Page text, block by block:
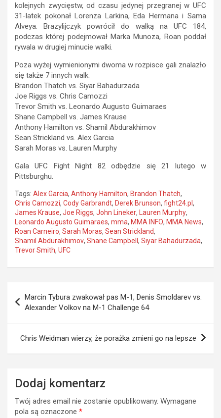
kolejnych zwycięstw, od czasu jedynej przegranej w UFC
31-latek pokonał Lorenza Larkina, Eda Hermana i Sama
Alveya. Brazylijczyk powrócił do walką na UFC 184,
podczas której podejmował Marka Munoza, Roan poddał
rywala w drugiej minucie walki.
Poza wyżej wymienionymi dwoma w rozpisce gali znalazło
się także 7 innych walk:
Brandon Thatch vs. Siyar Bahadurzada
Joe Riggs vs. Chris Camozzi
Trevor Smith vs. Leonardo Augusto Guimaraes
Shane Campbell vs. James Krause
Anthony Hamilton vs. Shamil Abdurakhimov
Sean Strickland vs. Alex Garcia
Sarah Moras vs. Lauren Murphy
Gala UFC Fight Night 82 odbędzie się 21 lutego w
Pittsburghu.
Tags: Alex Garcia, Anthony Hamilton, Brandon Thatch,
Chris Camozzi, Cody Garbrandt, Derek Brunson, fight24.pl ,
James Krause, Joe Riggs, John Lineker, Lauren Murphy,
Leonardo Augusto Guimaraes, mma, MMA INFO, MMA News,
Roan Carneiro, Sarah Moras, Sean Strickland,
Shamil Abdurakhimov, Shane Campbell , Siyar Bahadurzada,
Trevor Smith, UFC
wpisu
Marcin Tybura zwakował pas M-1, Denis Smoldarev vs.
Alexander Volkov na M-1 Challenge 64
Chris Weidman wierzy, że porażka zmieni go na lepsze
Dodaj komentarz
Twój adres email nie zostanie opublikowany. Wymagane
pola są oznaczone *